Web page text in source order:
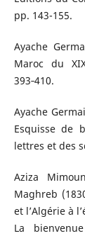
pp. 143-155.
Ayache
Maroc du
393‑410.
Ayache
Esquisse de
lettres et des
Aziza
Maghreb
et l’Algérie à
La